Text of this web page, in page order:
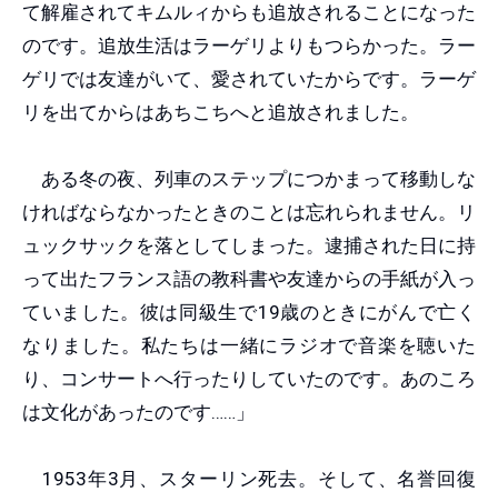
て解雇されてキムルィからも追放されることになった
のです。追放生活はラーゲリよりもつらかった。ラー
ゲリでは友達がいて、愛されていたからです。ラーゲ
リを出てからはあちこちへと追放されました。
ある冬の夜、列車のステップにつかまって移動しな
ければならなかったときのことは忘れられません。リ
ュックサックを落としてしまった。逮捕された日に持
って出たフランス語の教科書や友達からの手紙が入っ
ていました。彼は同級生で19歳のときにがんで亡く
なりました。私たちは一緒にラジオで音楽を聴いた
り、コンサートへ行ったりしていたのです。あのころ
は文化があったのです……」
1953年3月、スターリン死去。そして、名誉回復